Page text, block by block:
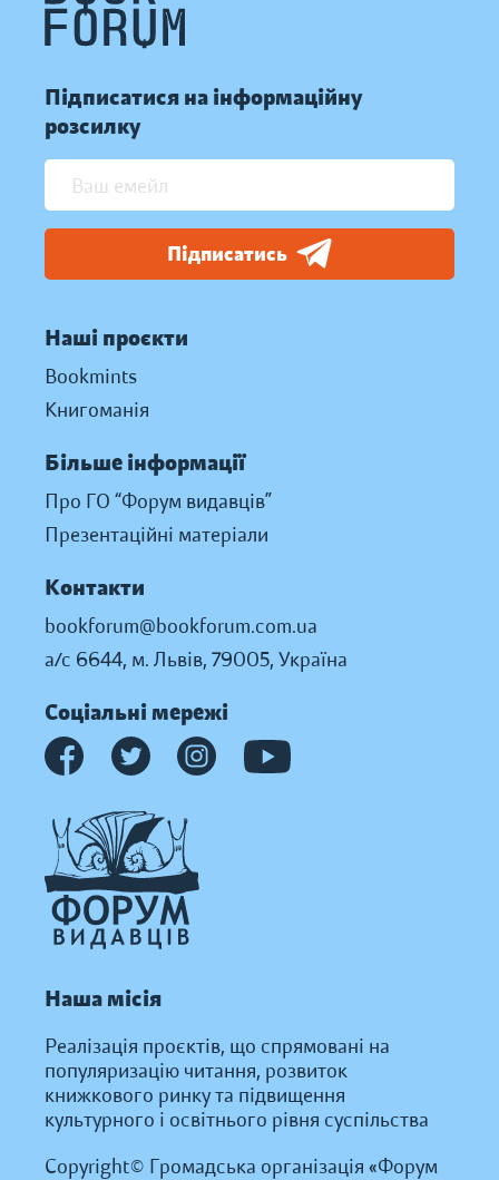
Підписатися на інформаційну
розсилку
Підписатись
Наші проєкти
Bookmints
Книгоманія
Більше інформації
Про ГО “Форум видавців”
Презентаційні матеріали
Контакти
bookforum@bookforum.com.ua
а/с 6644, м. Львів, 79005, Україна
Соціальні мережі
Наша місія
Реалізація проєктів, що спрямовані на
популяризацію читання, розвиток
книжкового ринку та підвищення
культурного і освітнього рівня суспільства
Copyright© Громадська організація «Форум